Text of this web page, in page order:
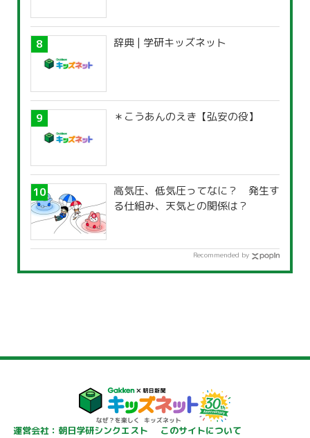
辞典 | 学研キッズネット
＊こうあんのえき【弘安の役】
高気圧、低気圧ってなに？ 発生す
る仕組み、天気との関係は？
Recommended by
運営会社：朝日学研シンクエスト このサイトについて